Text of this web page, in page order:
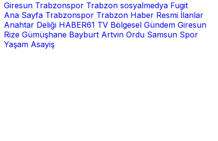
Giresun Trabzonspor Trabzon sosyalmedya Fugit
Ana Sayfa Trabzonspor Trabzon Haber Resmi İlanlar
Anahtar Deliği HABER61 TV Bölgesel Gündem Giresun
Rize Gümüşhane Bayburt Artvin Ordu Samsun Spor
Yaşam Asayiş